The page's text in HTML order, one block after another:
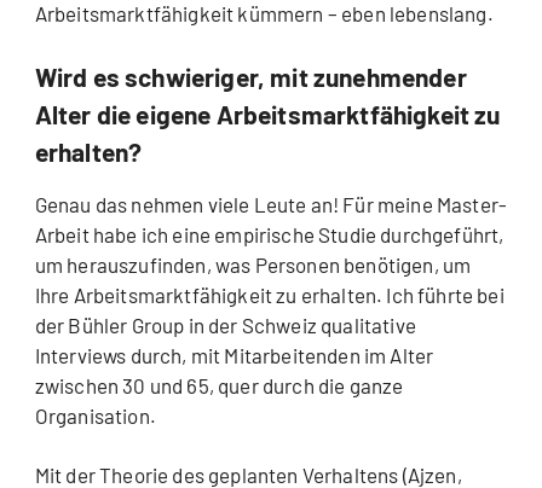
Arbeitsmarktfähigkeit kümmern – eben lebenslang.
Wird es schwieriger, mit zunehmender
Alter die eigene Arbeitsmarktfähigkeit zu
erhalten?
Genau das nehmen viele Leute an! Für meine Master-
Arbeit habe ich eine empirische Studie durchgeführt,
um herauszufinden, was Personen benötigen, um
Ihre Arbeitsmarktfähigkeit zu erhalten. Ich führte bei
der Bühler Group in der Schweiz qualitative
Interviews durch, mit Mitarbeitenden im Alter
zwischen 30 und 65, quer durch die ganze
Organisation.
Mit der Theorie des geplanten Verhaltens (Ajzen,